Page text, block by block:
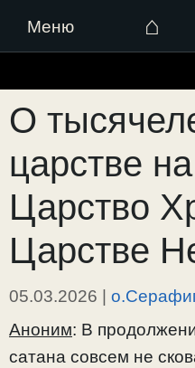
Меню ⌂
к
содержимому
О
царстве
Царство
Царстве
05.03.2026 |
Аноним: В
сатана совсем не